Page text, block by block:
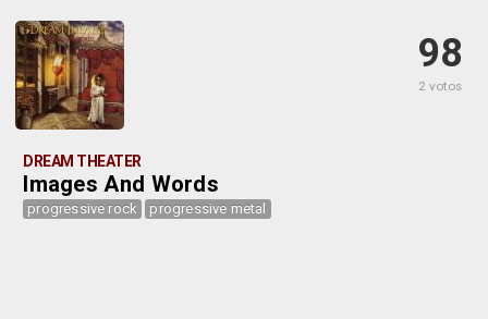
98
2 votos
DREAM THEATER
Images And Words
progressive rock progressive metal